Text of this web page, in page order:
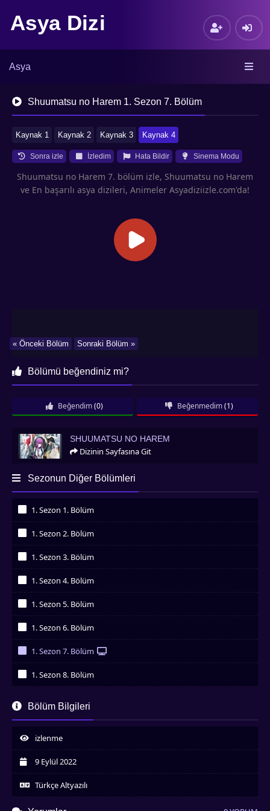
Asya Dizi
Asya
Shuumatsu no Harem 1. Sezon 7. Bölüm
Kaynak 1 Kaynak 2 Kaynak 3 Kaynak 4
Sonra izle İzledim Hata Bildir Sinema Modu
Shuumatsu no Harem 7. bölüm izle, Shuumatsu no Harem
ve En başarılı asya dizileri, Animeler Asyadiziizle.com'da!
Sonraki Bölüm »
« Önceki Bölüm
Bölümü beğendiniz mi?
Beğendim (0) Beğenmedim (1)
Shuumatsu no Harem
SHUUMATSU NO HAREM
Dizinin Sayfasına Git
Sezonun Diğer Bölümleri
1. Sezon 1. Bölüm
1. Sezon 2. Bölüm
1. Sezon 3. Bölüm
1. Sezon 4. Bölüm
1. Sezon 5. Bölüm
1. Sezon 6. Bölüm
1. Sezon 7. Bölüm
1. Sezon 8. Bölüm
İzledim
İzledim
1. Sezon 10. Bölüm
İzledim
Bölüm Bilgileri
izlenme
9 Eylül 2022
Türkçe Altyazılı